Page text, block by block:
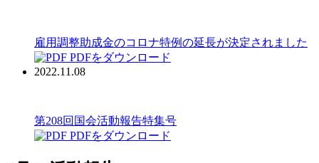
雇用調整助成金のコロナ特例の延長が決定されました
PDFをダウンロード
2022.11.08
第208回国会活動報告特集号
PDFをダウンロード